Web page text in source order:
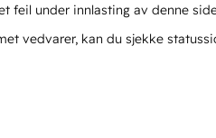
feil under innlasting av denne
vedvarer, kan du sjekke